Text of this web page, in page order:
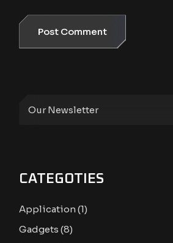
Post Comment
CATEGOTIES
Application(1)
Gadgets (8)